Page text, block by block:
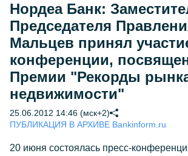
Нордеа Банк:
Председателя
Мальцев принял
конференции,
Премии "Рекорды
недвижимости"
25.06.2012 14:46 (мск+2)
ПУБЛИКАЦИЯ В АРХИВЕ Bankinform.ru
20 июня состоялась пресс-